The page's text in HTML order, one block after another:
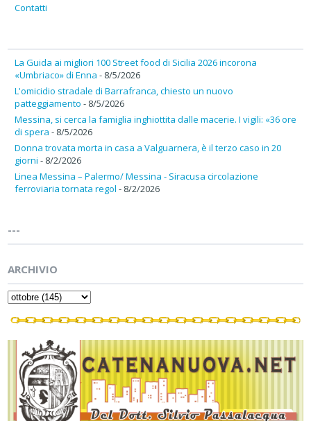
Contatti
La Guida ai migliori 100 Street food di Sicilia 2026 incorona
«Umbriaco» di Enna - 8/5/2026
L'omicidio stradale di Barrafranca, chiesto un nuovo
patteggiamento - 8/5/2026
Messina, si cerca la famiglia inghiottita dalle macerie. I vigili: «36 ore
di spera - 8/5/2026
Donna trovata morta in casa a Valguarnera, è il terzo caso in 20
giorni - 8/2/2026
Linea Messina – Palermo/ Messina - Siracusa circolazione
ferroviaria tornata regol - 8/2/2026
---
ARCHIVIO